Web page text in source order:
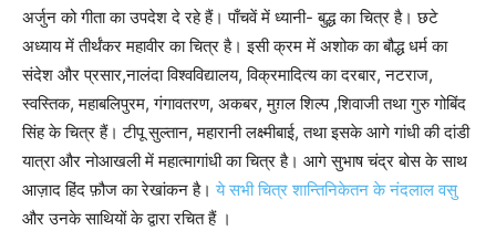
अर्जुन को गीता का उपदेश दे रहे हैं। पाँचवें में ध्यानी- बुद्ध का चित्र है। छटे
अध्याय में तीर्थंकर महावीर का चित्र है। इसी क्रम में अशोक का बौद्ध धर्म का
संदेश और प्रसार,नालंदा विश्वविद्यालय, विक्रमादित्य का दरबार, नटराज,
स्वस्तिक, महाबलिपुरम, गंगावतरण, अकबर, मुग़ल शिल्प ,शिवाजी तथा गुरु गोबिंद
सिंह के चित्र हैं। टीपू सुल्तान, महारानी लक्ष्मीबाई, तथा इसके आगे गांधी की दांडी
यात्रा और नोआखली में महात्मागांधी का चित्र है। आगे सुभाष चंद्र बोस के साथ
आज़ाद हिंद फ़ौज का रेखांकन है।ये सभी चित्र शान्तिनिकेतन के नंदलाल वसु
और उनके साथियों के द्वारा रचित हैं ।